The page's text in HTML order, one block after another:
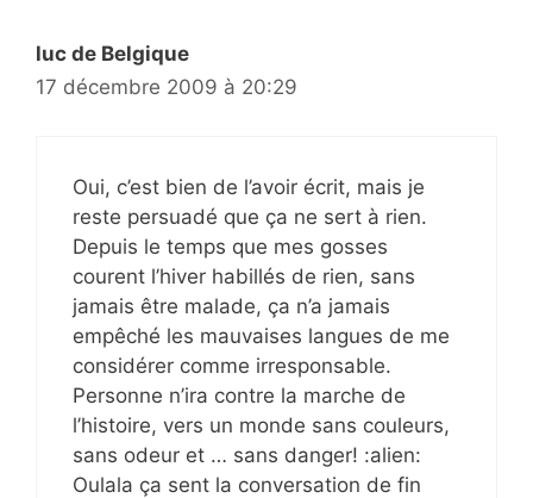
luc de Belgique
17 décembre 2009 à 20:29
Oui, c’est bien de l’avoir écrit, mais je
reste persuadé que ça ne sert à rien.
Depuis le temps que mes gosses
courent l’hiver habillés de rien, sans
jamais être malade, ça n’a jamais
empêché les mauvaises langues de me
considérer comme irresponsable.
Personne n’ira contre la marche de
l’histoire, vers un monde sans couleurs,
sans odeur et … sans danger! :alien:
Oulala ça sent la conversation de fin